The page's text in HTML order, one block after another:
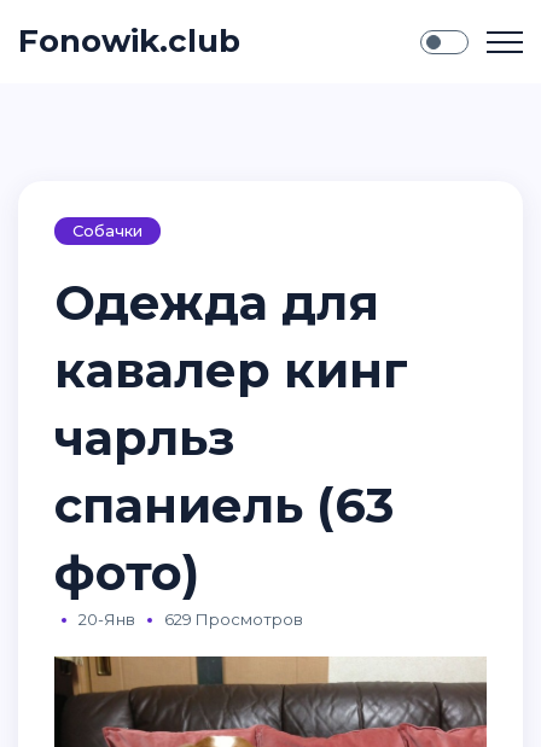
Fonowik.club
Собачки
Одежда для
кавалер кинг
чарльз
спаниель (63
фото)
20-Янв 629 Просмотров